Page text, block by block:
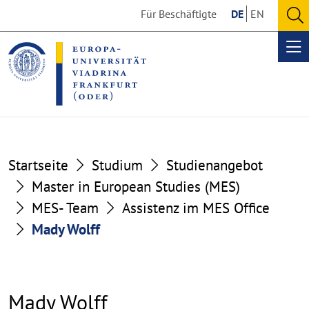
the
content
section
the
footer
section
Für Beschäftigte DE EN
Startseite Studium
Studienangebot
Master in European Studies (MES)
MES- Team
Assistenz im MES Office
Mady Wolff
Mady Wolff